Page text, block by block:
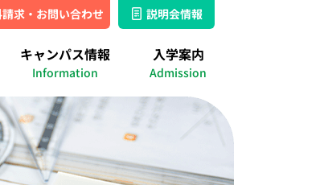
求・お問い合わせ 説明会情報
出席認定実績
キャンパス情報
Information
ンパス 名古屋キャンパス
入学案内
Admission